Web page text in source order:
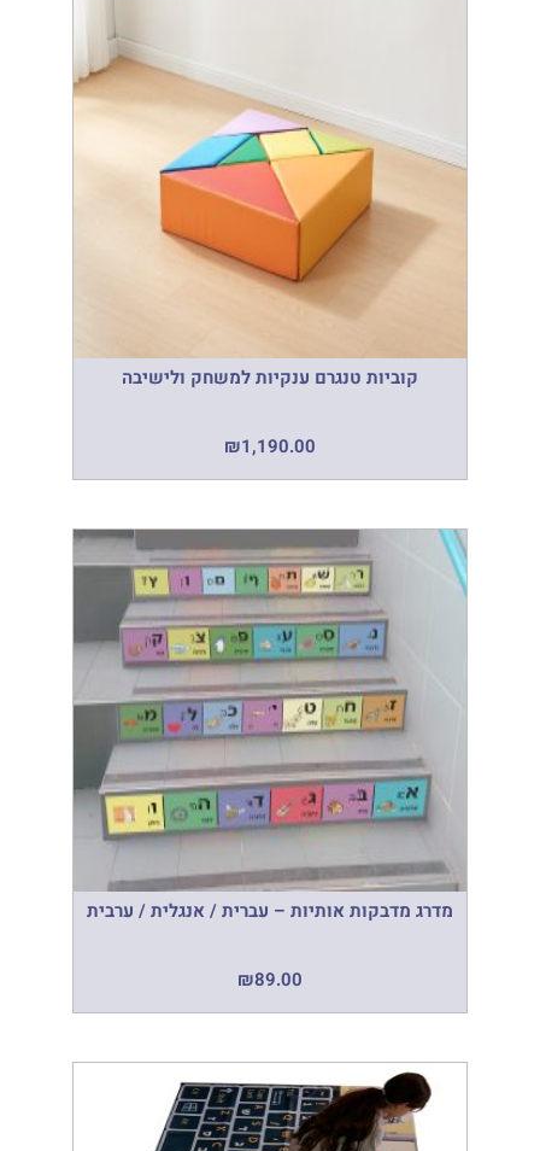
קוביות טנגרם ענקיות למשחק ולישיבה
₪1,190.00
מדרג מדבקות אותיות – עברית / אנגלית / ערבית
₪89.00